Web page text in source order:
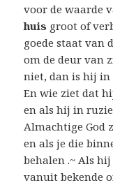
voor de waarde
huis groot of
goede staat van
om de deur van
niet, dan is hij in
En wie ziet dat
en als hij in
Almachtige God
en als je die
behalen .~ Als
vanuit bekende